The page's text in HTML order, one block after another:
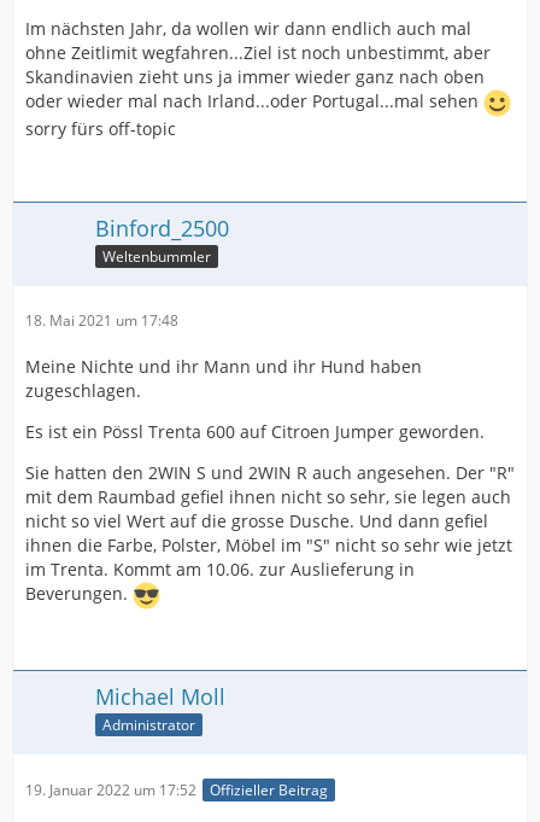
Im nächsten Jahr, da wollen wir dann endlich auch mal
ohne Zeitlimit wegfahren...Ziel ist noch unbestimmt, aber
Skandinavien zieht uns ja immer wieder ganz nach oben
oder wieder mal nach Irland...oder Portugal...mal sehen
sorry fürs off-topic
Binford_2500
Weltenbummler
18. Mai 2021 um 17:48
Meine Nichte und ihr Mann und ihr Hund haben
zugeschlagen.
Es ist ein Pössl Trenta 600 auf Citroen Jumper geworden.
Sie hatten den 2WIN S und 2WIN R auch angesehen. Der "R"
mit dem Raumbad gefiel ihnen nicht so sehr, sie legen auch
nicht so viel Wert auf die grosse Dusche. Und dann gefiel
ihnen die Farbe, Polster, Möbel im "S" nicht so sehr wie jetzt
im Trenta. Kommt am 10.06. zur Auslieferung in
Beverungen.
Michael Moll
Administrator
19. Januar 2022 um 17:52 Offizieller Beitrag